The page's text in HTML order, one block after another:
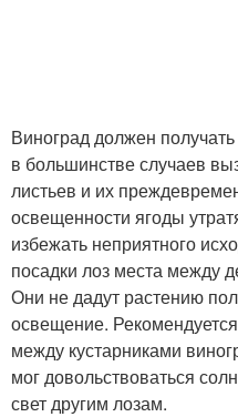
Виноград должен
в большинстве случаев
листьев и их
освещенности ягоды
избежать неприятного
посадки лоз места между
Они не дадут растению
освещение.
между кустарниками
мог довольствоваться
свет другим лозам.